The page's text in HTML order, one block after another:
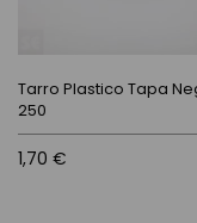
Tarro Plastico Tapa
250
1,70 €